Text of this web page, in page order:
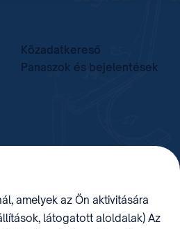
Közadatkereső
Panaszok és bejelentések
15311746-2-42
HIVATAL RÖVID NEVE
amelyek az Ön aktivitására
látogatott aloldalak) Az